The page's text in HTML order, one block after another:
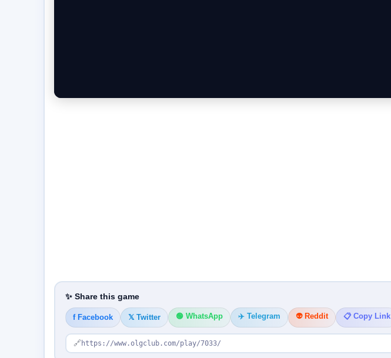
✨ Share this game
f Facebook 𝕏 Twitter 🟢 WhatsApp ✈️ Telegram 👽 Reddit 📋 Copy Link
🔗 https://www.olgclub.com/play/7033/